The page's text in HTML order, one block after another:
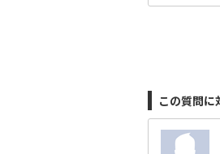
この質問に